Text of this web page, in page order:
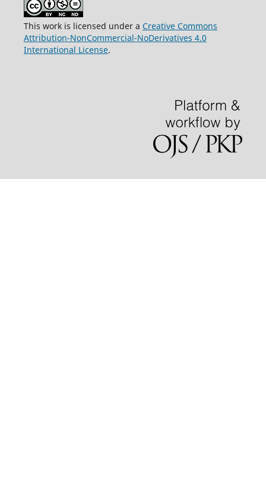
This work is licensed under a Creative Commons
Attribution-NonCommercial-NoDerivatives 4.0
International License.